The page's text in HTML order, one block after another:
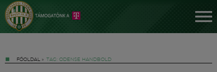
FŐOLDAL » TAG: ODENSE HANDBOLD